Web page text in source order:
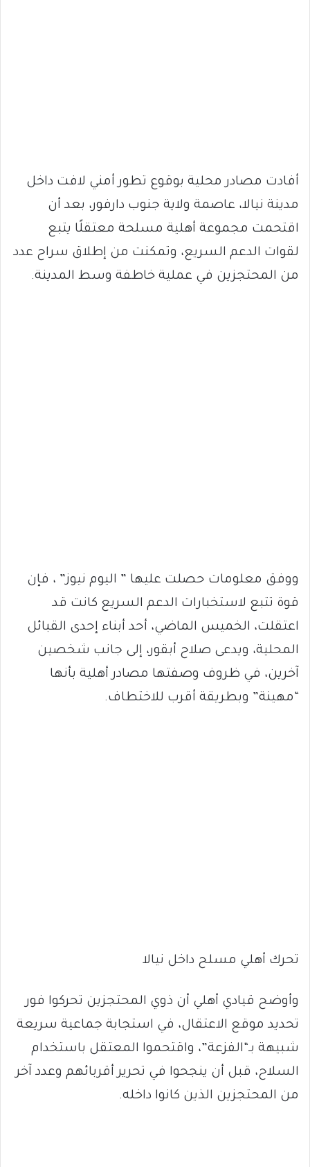
أفادت مصادر محلية بوقوع تطور أمني لافت داخل
مدينة نيالا، عاصمة ولاية جنوب دارفور، بعد أن
اقتحمت مجموعة أهلية مسلحة معتقلًا يتبع
لقوات الدعم السريع، وتمكنت من إطلاق سراح عدد
من المحتجزين في عملية خاطفة وسط المدينة.
ووفق معلومات حصلت عليها ” اليوم نيوز” ، فإن
قوة تتبع لاستخبارات الدعم السريع كانت قد
اعتقلت، الخميس الماضي، أحد أبناء إحدى القبائل
المحلية، ويدعى صلاح أبقور، إلى جانب شخصين
آخرين، في ظروف وصفتها مصادر أهلية بأنها
“مهينة” وبطريقة أقرب للاختطاف.
تحرك أهلي مسلح داخل نيالا
وأوضح قيادي أهلي أن ذوي المحتجزين تحركوا فور
تحديد موقع الاعتقال، في استجابة جماعية سريعة
شبيهة بـ“الفزعة”، واقتحموا المعتقل باستخدام
السلاح، قبل أن ينجحوا في تحرير أقربائهم وعدد آخر
من المحتجزين الذين كانوا داخله.